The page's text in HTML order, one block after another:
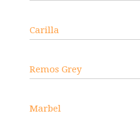
Carilla
Remos Grey
Marbel